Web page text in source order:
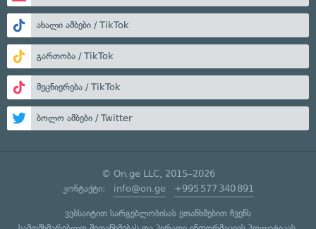
ახალი ამბები / TikTok
გართობა / TikTok
მეცნიერება / TikTok
ბოლო ამბები / Twitter
© On.ge LLC, 2015–2026
კონტაქტი: info@on.ge +995 577 340 891
ვებსაიტით სარგებლობისას ეთანხმებით ჩვენს